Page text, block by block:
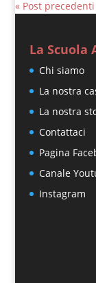
« Post precedenti
La Scuola
Chi siamo
La nostra
La nostra
Contattaci
Pagina
Canale
Instagram